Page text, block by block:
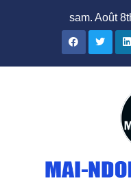
sam. Août